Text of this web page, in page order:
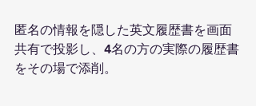
匿名の情報を隠した英文履歴書を画面
共有で投影し、4名の方の実際の履歴書
をその場で添削。